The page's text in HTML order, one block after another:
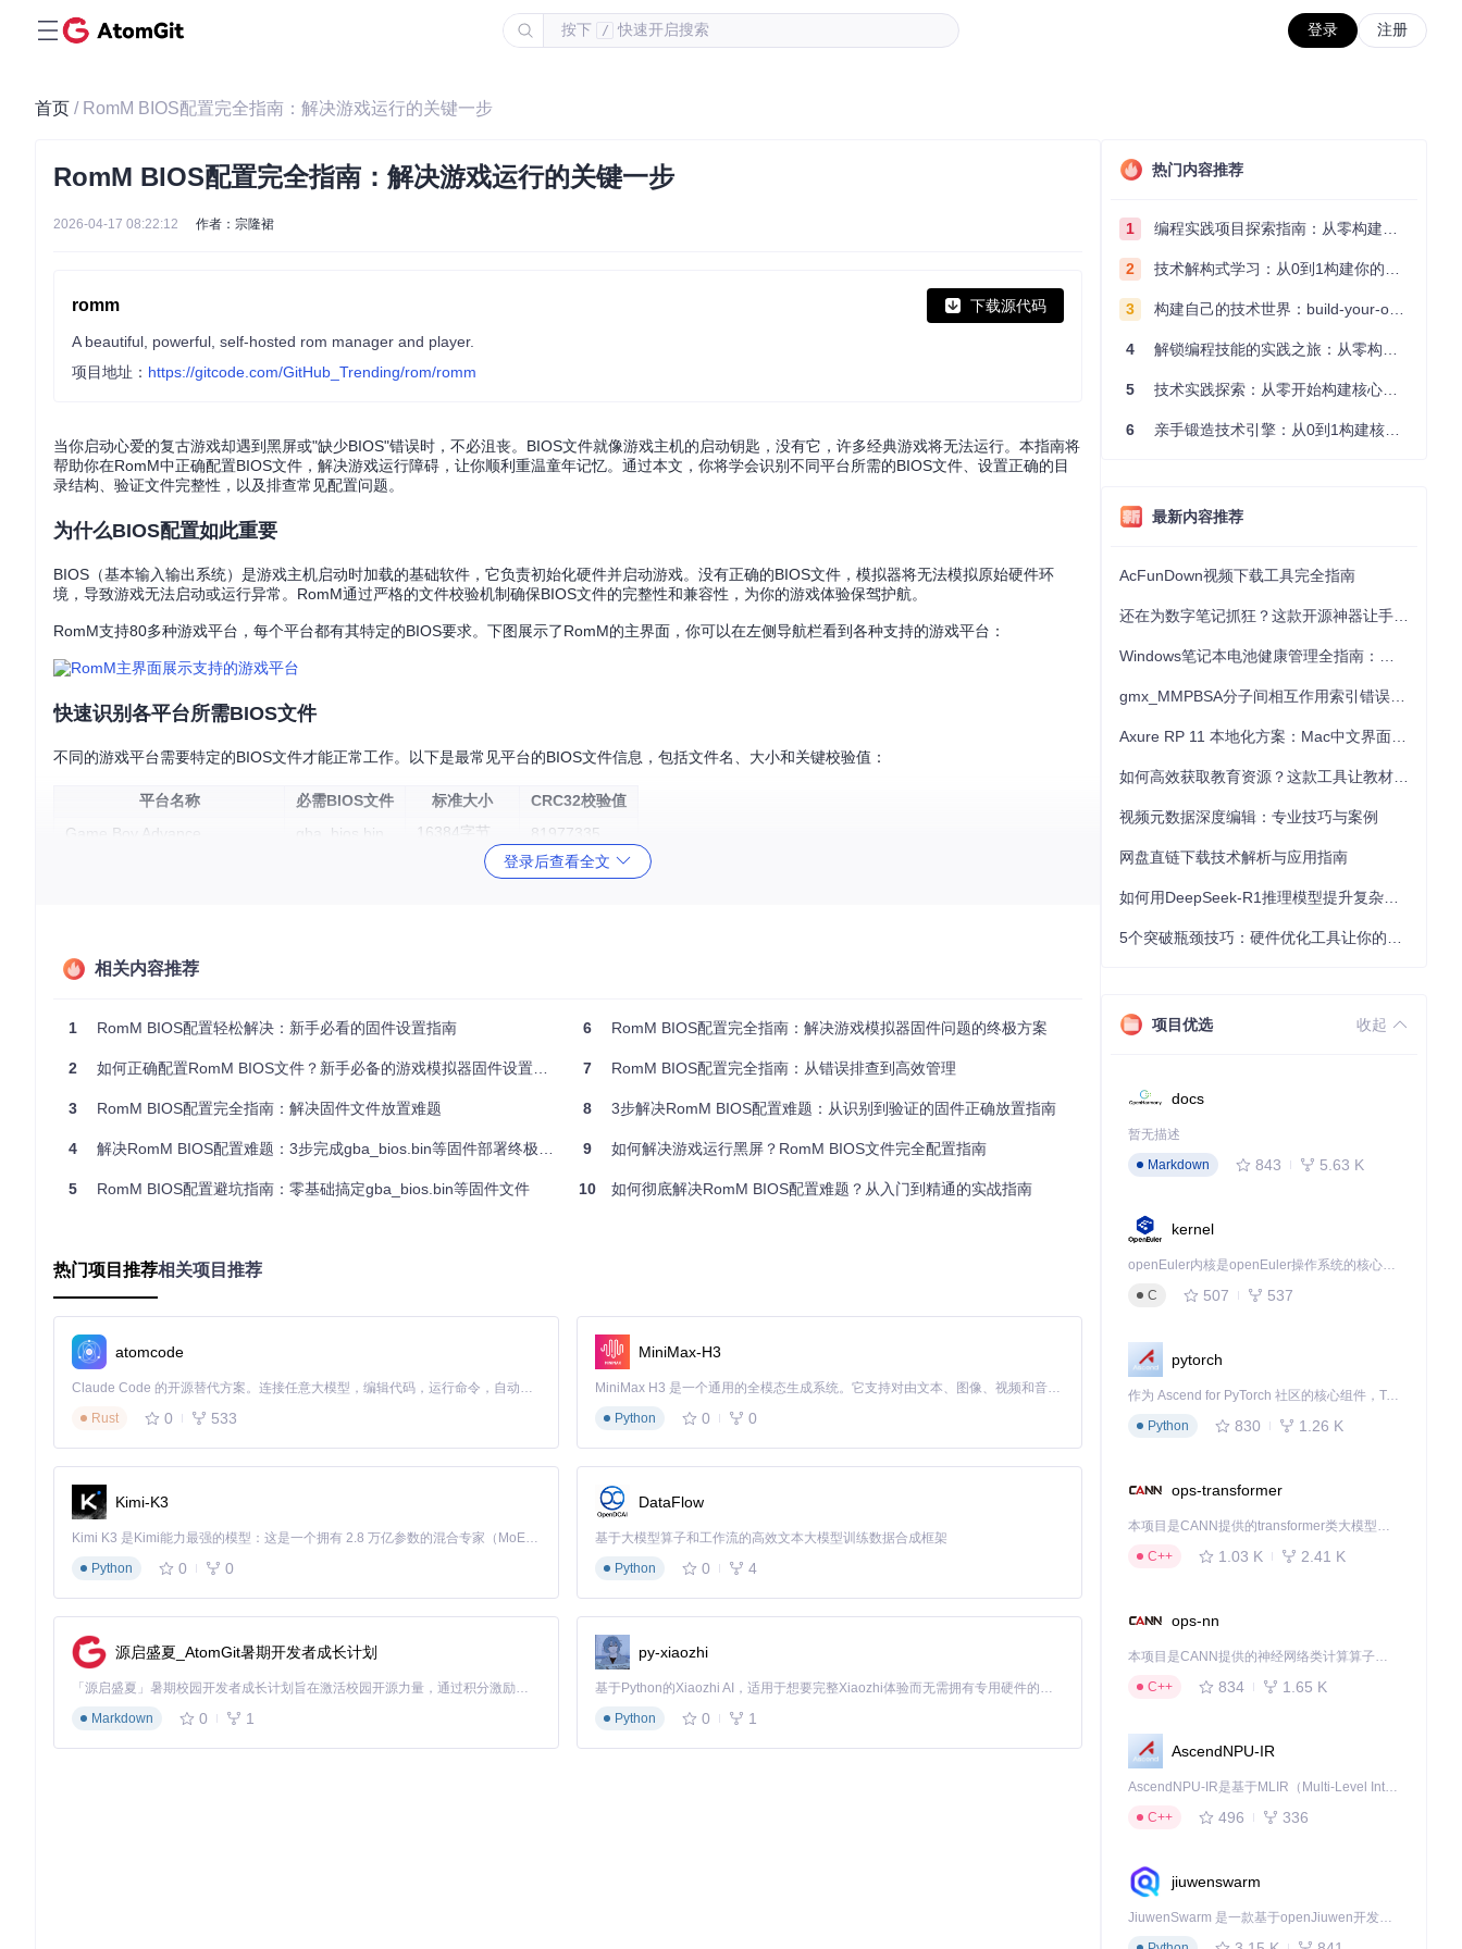
按下 / 快速开启搜索 登录 注册
首页 / RomM BIOS配置完全指南：解决游戏运行的关键一步
RomM BIOS配置完全指南：解决游戏运行的关键一步
2026-04-17 08:22:12 作者：宗隆裙
romm 下载源代码
A beautiful, powerful, self-hosted rom manager and player.
项目地址： https://gitcode.com/GitHub_Trending/rom/romm
当你启动心爱的复古游戏却遇到黑屏或"缺少BIOS"错误时，不必沮丧。BIOS文件就像游戏主机的启动钥匙，没有它，许多经典游戏将无法运行。本指南将
帮助你在RomM中正确配置BIOS文件，解决游戏运行障碍，让你顺利重温童年记忆。通过本文，你将学会识别不同平台所需的BIOS文件、设置正确的目
录结构、验证文件完整性，以及排查常见配置问题。
为什么BIOS配置如此重要
BIOS（基本输入输出系统）是游戏主机启动时加载的基础软件，它负责初始化硬件并启动游戏。没有正确的BIOS文件，模拟器将无法模拟原始硬件环
境，导致游戏无法启动或运行异常。RomM通过严格的文件校验机制确保BIOS文件的完整性和兼容性，为你的游戏体验保驾护航。
RomM支持80多种游戏平台，每个平台都有其特定的BIOS要求。下图展示了RomM的主界面，你可以在左侧导航栏看到各种支持的游戏平台：
快速识别各平台所需BIOS文件
不同的游戏平台需要特定的BIOS文件才能正常工作。以下是最常见平台的BIOS文件信息，包括文件名、大小和关键校验值：
平台名称 必需BIOS文件 标准大小
CRC32校验值
Game Boy Advance
gba_bios.bin 16384字节
81977335
41884e46
Nintendo 64
💡 完整的BIOS文件清单和校验信息可在项目的backend/models/fixtures/known_bios_files.json中找到，包含MD5、SHA1等详细校验值。
三步完成BIOS文件存放配置
RomM采用清晰的"平台-固件"层级目录结构，让BIOS文件管理变得简单。按照以下步骤设置你的目录：
在你的游戏库根目录下创建一个名为firmware的文件夹
标准目录结构示例：
├── roms/                  # 你的游戏ROM文件存放目录
│   ├── gba/
│   │   └── pokemon_fire_red.gba
│       └── new_super_mario.nds
└── firmware/              # BIOS文件存放目录
    ├── gba/
    │   └── gba_bios.bin   # GBA平台BIOS文件
    └── nds/
        ├── bios7.bin      # NDS平台BIOS文件1
自定义路径配置方法
复制 examples/config.example.yml为config.yml
在配置文件中找到
添加或修改firmware_folder配置项，指定你的自定义路径：
filesystem:
登录后查看全文
相关内容推荐
1 RomM BIOS配置轻松解决：新手必看的固件设置指南
2 如何正确配置RomM BIOS文件？新手必备的游戏模拟器固件设置指南
3 RomM BIOS配置完全指南：解决固件文件放置难题
4 解决RomM BIOS配置难题：3步完成gba_bios.bin等固件部署终极指南
5 RomM BIOS配置避坑指南：零基础搞定gba_bios.bin等固件文件
6 RomM BIOS配置完全指南：解决游戏模拟器固件问题的终极方案
7 RomM BIOS配置完全指南：从错误排查到高效管理
8 3步解决RomM BIOS配置难题：从识别到验证的固件正确放置指南
9 如何解决游戏运行黑屏？RomM BIOS文件完全配置指南
10 如何彻底解决RomM BIOS配置难题？从入门到精通的实战指南
热门项目推荐相关项目推荐
atomcode
Claude Code 的开源替代方案。连接任意大模型，编辑代码，运行命令，自动验证 — 全自动执行。用 Rust 构建，极致性能。 ｜ An open-source alternative to Claude Code. Connect any LLM, edit code, run commands, and verify changes — autonomously. Built in Rust for speed. Get Started
Rust
0 533
MiniMax-H3
MiniMax H3 是一个通用的全模态生成系统。它支持对由文本、图像、视频和音频组成的多模态上下文进行统一理解，并能生成分辨率高达 2K、时长可达 15 秒的带原生立体声音频的视频。得益于面向任务泛化的系统设计，H3 在预训练阶段就已具备广泛的多模态上下文理解与生成能力，能够出色地执行复杂的多模态指令。
Python
0 0
Kimi-K3
Kimi K3 是Kimi能力最强的模型：这是一个拥有 2.8 万亿参数的混合专家（MoE）模型，具备原生视觉理解能力，并支持 100 万 token 的上下文窗口。
Python
0 0
DataFlow
基于大模型算子和工作流的高效文本大模型训练数据合成框架
Python
0 4
源启盛夏_AtomGit暑期开发者成长计划
「源启盛夏」暑期校园开发者成长计划旨在激活校园开源力量，通过积分激励、认证扶持、资源倾斜等形式，引导高校组织和开发者完成「入驻 — 建项目 — 做贡献 — 获认证 — 得资源」的完整闭环。无论你是想带领社团入驻平台的组织者，还是希望用代码贡献证明自己的开发者，都能在这里找到属于你的成长路径。
Markdown
0 1
py-xiaozhi
基于Python的Xiaozhi AI，适用于想要完整Xiaozhi体验而无需拥有专用硬件的用户。
Python
0 1
热门内容推荐
1 编程实践项目探索指南：从零构建技术能力体系
2 技术解构式学习：从0到1构建你的编程知识体系
3 构建自己的技术世界：build-your-own-x项目的实践探索指南
4 解锁编程技能的实践之旅：从零构建你的技术世界
5 技术实践探索：从零开始构建核心系统的实践指南
6 亲手锻造技术引擎：从0到1构建核心系统的实践指南
最新内容推荐
AcFunDown视频下载工具完全指南
视频元数据深度编辑：专业技巧与案例
网盘直链下载技术解析与应用指南
项目优选 收起
docs
暂无描述
Markdown
843 5.63 K
kernel
openEuler内核是openEuler操作系统的核心，既是系统性能与稳定性的基石，也是连接处理器、设备与服务的桥梁。
C
507 537
pytorch
作为 Ascend for PyTorch 社区的核心组件，TorchNPU 是昇腾专为 PyTorch 打造的深度学习适配插件，使 PyTorch 框架能够直接调用昇腾 NPU，为开发者提供昇腾 AI 处理器的超强算力。
Python
830 1.26 K
ops-transformer
本项目是CANN提供的transformer类大模型算子库，实现网络在NPU上加速计算。
C++
1.03 K 2.41 K
ops-nn
本项目是CANN提供的神经网络类计算算子库，实现网络在NPU上加速计算。
C++
834 1.65 K
AscendNPU-IR
AscendNPU-IR是基于MLIR（Multi-Level Intermediate Representation）构建的，面向昇腾亲和算子编译时使用的中间表示，提供昇腾完备表达能力，通过编译优化提升昇腾AI处理器计算效率，支持通过生态框架使能昇腾AI处理器与深度调优
C++
496 336
jiuwenswarm
JiuwenSwarm 是一款基于openJiuwen开发的智能AI Agent，它能够将大语言模型的强大能力，通过你日常使用的各类通讯应用，直接延伸至你的指尖。